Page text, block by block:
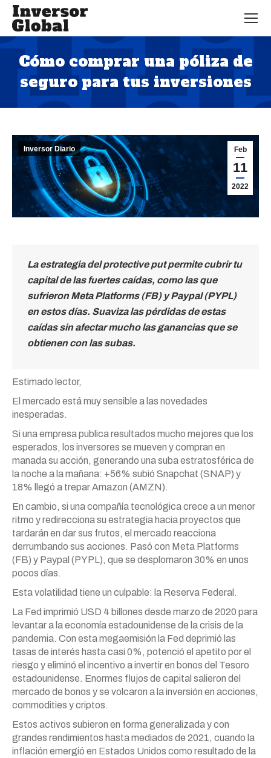
Cómo comprar una póliza de
seguro para tus inversiones
Estás aquí:
Feb
11
2022
Inversor Diario
La estrategia del protective put permite cubrir tu
capital de las fuertes caídas, como las que
sufrieron Meta Platforms (FB) y Paypal (PYPL)
en estos días. Suaviza las pérdidas de estas
caídas sin afectar mucho las ganancias que se
obtienen con las subas.
Estimado lector,
El mercado está muy sensible a las novedades
inesperadas.
Si una empresa publica resultados mucho mejores que los
esperados, los inversores se mueven y compran en
manada su acción, generando una suba estratosférica de
la noche a la mañana: +56% subió Snapchat (SNAP) y
18% llegó a trepar Amazon (AMZN).
En cambio, si una compañía tecnológica crece a un menor
ritmo y redirecciona su estrategia hacia proyectos que
tardarán en dar sus frutos, el mercado reacciona
derrumbando sus acciones. Pasó con Meta Platforms
(FB) y Paypal (PYPL), que se desplomaron 30% en unos
pocos días.
Esta volatilidad tiene un culpable: la Reserva Federal.
La Fed imprimió USD 4 billones desde marzo de 2020 para
levantar a la economía estadounidense de la crisis de la
pandemia. Con esta megaemisión la Fed deprimió las
tasas de interés hasta casi 0%, potenció el apetito por el
riesgo y eliminó el incentivo a invertir en bonos del Tesoro
estadounidense. Enormes flujos de capital salieron del
mercado de bonos y se volcaron a la inversión en acciones,
commodities y criptos.
Estos activos subieron en forma generalizada y con
grandes rendimientos hasta mediados de 2021, cuando la
inflación emergió en Estados Unidos como resultado de la